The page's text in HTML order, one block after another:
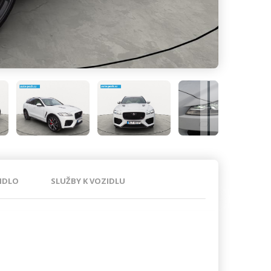
SLUŽBY K VOZIDLU